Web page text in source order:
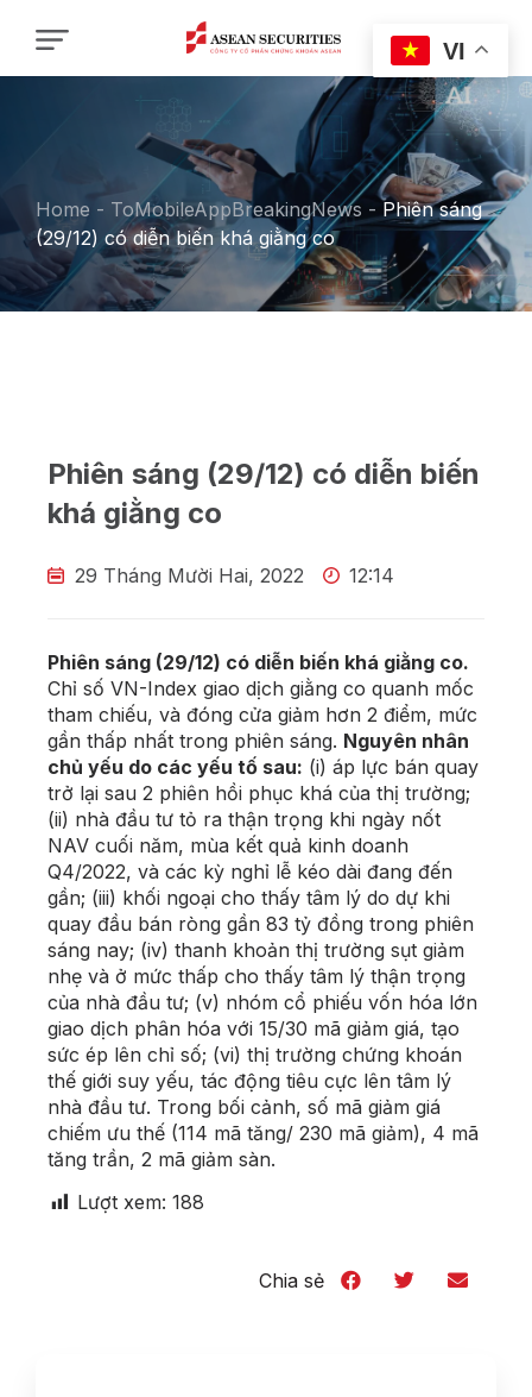
Home - ToMobileAppBreakingNews - Phiên sáng
(29/12) có diễn biến khá giằng co
Phiên sáng (29/12) có diễn biến
khá giằng co
29 Tháng Mười Hai, 2022 12:14
Phiên sáng (29/12) có diễn biến khá giằng co.
Chỉ số VN-Index giao dịch giằng co quanh mốc
tham chiếu, và đóng cửa giảm hơn 2 điểm, mức
gần thấp nhất trong phiên sáng. Nguyên nhân
chủ yếu do các yếu tố sau: (i) áp lực bán quay
trở lại sau 2 phiên hồi phục khá của thị trường;
(ii) nhà đầu tư tỏ ra thận trọng khi ngày nốt
NAV cuối năm, mùa kết quả kinh doanh
Q4/2022, và các kỳ nghỉ lễ kéo dài đang đến
gần; (iii) khối ngoại cho thấy tâm lý do dự khi
quay đầu bán ròng gần 83 tỷ đồng trong phiên
sáng nay; (iv) thanh khoản thị trường sụt giảm
nhẹ và ở mức thấp cho thấy tâm lý thận trọng
của nhà đầu tư; (v) nhóm cổ phiếu vốn hóa lớn
giao dịch phân hóa với 15/30 mã giảm giá, tạo
sức ép lên chỉ số; (vi) thị trường chứng khoán
thế giới suy yếu, tác động tiêu cực lên tâm lý
nhà đầu tư. Trong bối cảnh, số mã giảm giá
chiếm ưu thế (114 mã tăng/ 230 mã giảm), 4 mã
tăng trần, 2 mã giảm sàn.
Lượt xem: 188
Chia sẻ
VI